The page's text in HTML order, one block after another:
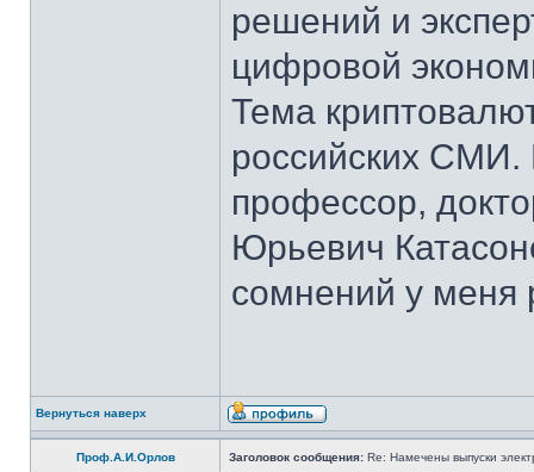
решений и
цифровой
Тема
российских СМИ.
профессор,
Юрьевич
сомнений у меня
Вернуться наверх
Проф.А.И.Орлов Заголовок сообщения: Re: Намечены выпуски